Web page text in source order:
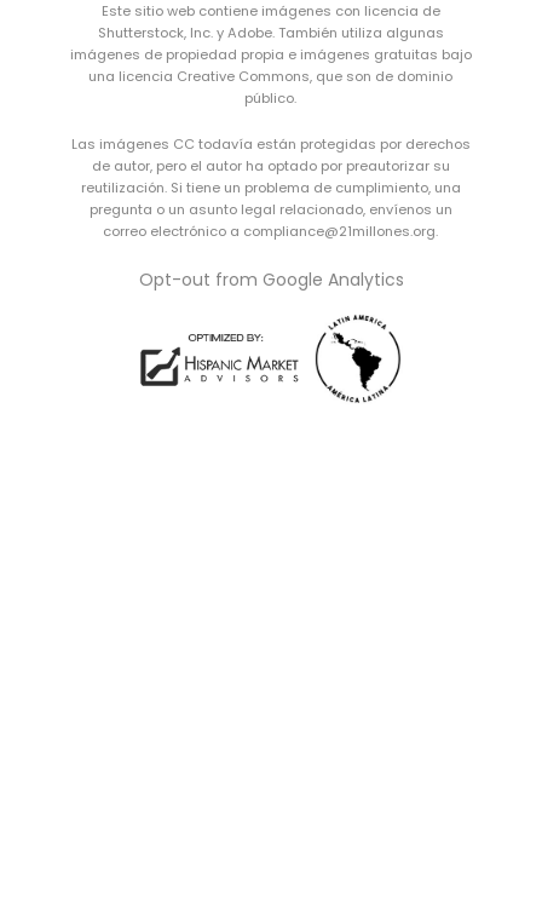
Este sitio web contiene imágenes con licencia de
Shutterstock, Inc. y Adobe. También utiliza algunas
imágenes de propiedad propia e imágenes gratuitas bajo
una licencia Creative Commons, que son de dominio
público.
Las imágenes CC todavía están protegidas por derechos
de autor, pero el autor ha optado por preautorizar su
reutilización. Si tiene un problema de cumplimiento, una
pregunta o un asunto legal relacionado, envíenos un
correo electrónico a compliance@21millones.org.
Opt-out from Google Analytics